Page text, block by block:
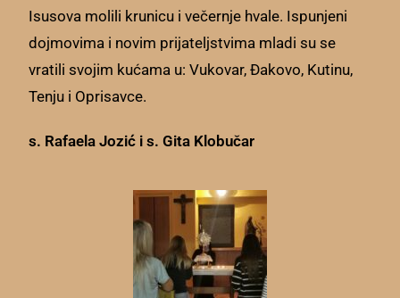
Isusova molili krunicu i večernje hvale. Ispunjeni
dojmovima i novim prijateljstvima mladi su se
vratili svojim kućama u: Vukovar, Đakovo, Kutinu,
Tenju i Oprisavce.
s. Rafaela Jozić i s. Gita Klobučar